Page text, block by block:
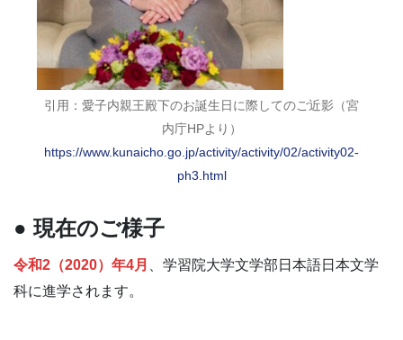
引用：愛子内親王殿下のお誕生日に際してのご近影（宮
内庁HPより）
https://www.kunaicho.go.jp/activity/activity/02/activity02-
ph3.html
● 現在のご様子
令和2（2020）年4月
、学習院大学文学部日本語日本文学
科に進学されます。